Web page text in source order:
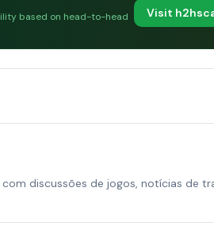
based on head-to-head
Visit
discussões de jogos, notícias de